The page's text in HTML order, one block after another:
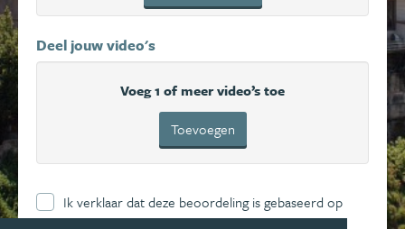
Deel jouw video's
Voeg 1 of meer video’s toe
Toevoegen
Ik verklaar dat deze beoordeling is gebaseerd op
mijn eigen ervaring en ga hierbij akkoord met de